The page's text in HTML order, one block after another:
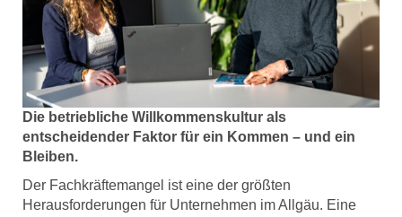
Die betriebliche Willkommenskultur als
entscheidender Faktor für ein Kommen – und ein
Bleiben.
Der Fachkräftemangel ist eine der größten
Herausforderungen für Unternehmen im Allgäu. Eine